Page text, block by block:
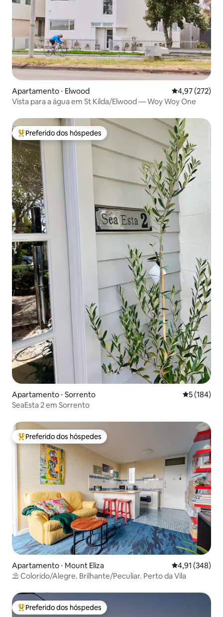
Apartamento ⋅ Elwood 4,97 de uma
4,97 (272)
Vista para a água em St Kilda/Elwood — Woy Woy One
Entre os melhores preferidos dos hóspedes
Preferido dos hóspedes
Apartamento ⋅ Sorrento 5 de uma
5 (184)
SeaEsta 2 em Sorrento
Entre os melhores preferidos dos hóspedes
Preferido dos hóspedes
Apartamento ⋅ Mount Eliza 4,91 de uma
4,91 (348)
⛱ Colorido/Alegre. Brilhante/Peculiar. Perto da Vila
Entre os melhores preferidos dos hóspedes
Preferido dos hóspedes